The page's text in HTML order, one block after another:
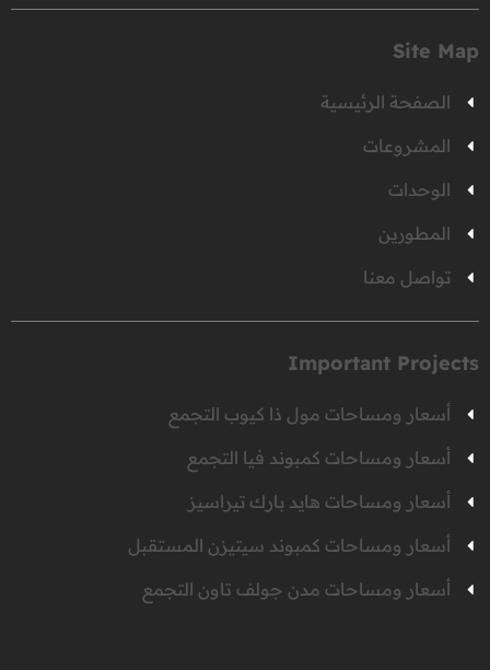
Site Map
الصفحة الرئيسية
المشروعات
الوحدات
المطورين
تواصل معنا
Important Projects
أسعار ومساحات مول ذا كيوب التجمع
أسعار ومساحات كمبوند فيا التجمع
أسعار ومساحات هايد بارك تيراسيز
أسعار ومساحات كمبوند سيتيزن المستقبل
أسعار ومساحات مدن جولف تاون التجمع